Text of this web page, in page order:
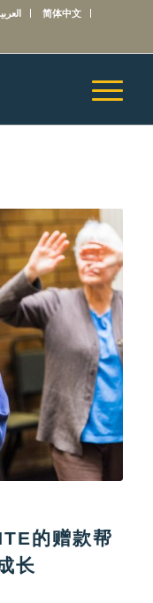
简体中文
的赠款帮
长